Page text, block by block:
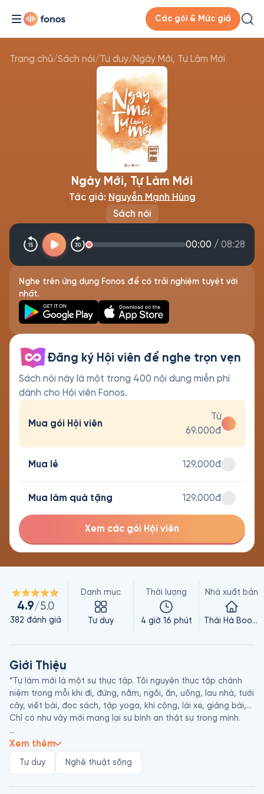
Các gói & Mức giá
Trang chủ/Sách nói/Tư duy/Ngày Mới, Tự Làm Mới
Sách nói
Ngày Mới, Tự Làm Mới
Tác giả: Nguyễn Mạnh Hùng
00:00 / 08:28
Nghe trên ứng dụng Fonos để có trải nghiệm tuyệt vời
nhất.
Đăng ký Hội viên để nghe trọn vẹn
Sách nói này là một trong 400 nội dung miễn phí
dành cho Hội viên Fonos.
Mua gói Hội viên
Từ
69.000đ
Mua lẻ 129.000đ
Mua làm quà tặng 129.000đ
Xem các gói Hội viên
4.9/5.0
382 đánh giá
Danh mục
Tư duy
Thời lượng
4 giờ 16 phút
Nhà xuất bản
Thái Hà Books
Giới Thiệu
“Tự làm mới là một sự thực tập. Tôi nguyện thực tập chánh
niệm trong mỗi khi đi, đứng, nằm, ngồi, ăn, uống, lau nhà, tưới
cây, viết bài, đọc sách, tập yoga, khí công, lái xe, giảng bài,…
Chỉ có như vậy mới mang lại sự bình an thật sự trong mình.
Chánh niệm và tỉnh giác là chìa khóa vạn năng đưa ta vào hỷ
sâu sắc với những màu nhiệm của sự sống. Vậy nên nhất định
Xem thêm
Tư duy Nghệ thuật sống